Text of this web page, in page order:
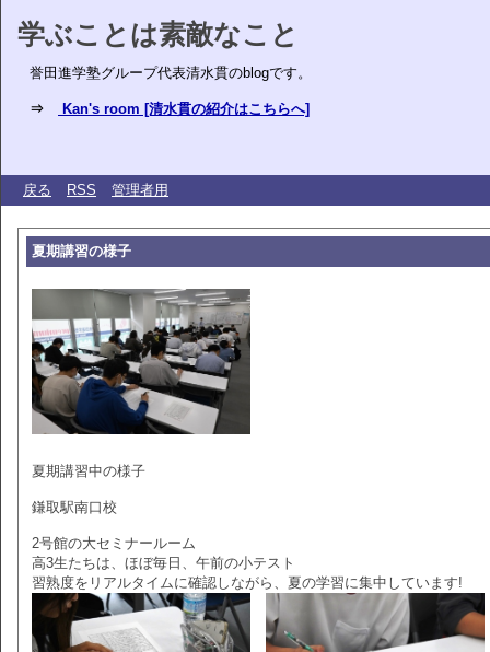
学ぶことは素敵なこと
誉田進学塾グループ代表清水貫のblogです。
⇒ Kan's room [清水貫の紹介はこちらへ]
戻る RSS 管理者用
夏期講習の様子
夏期講習中の様子
鎌取駅南口校
2号館の大セミナールーム
高3生たちは、ほぼ毎日、午前の小テスト
習熟度をリアルタイムに確認しながら、夏の学習に集中しています!